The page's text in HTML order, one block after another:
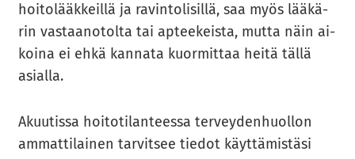
hoi­to­lääk­keil­lä ja ra­vin­to­li­sil­lä, saa myös lää­kä­
rin vas­taa­no­tol­ta tai ap­tee­keis­ta, mutta näin ai­
koi­na ei ehkä kan­na­ta kuor­mit­taa heitä tällä
asial­la.
Akuu­tis­sa hoi­to­ti­lan­tees­sa ter­vey­den­huol­lon
am­mat­ti­lai­nen tar­vit­see tie­dot käyt­tä­mis­tä­si